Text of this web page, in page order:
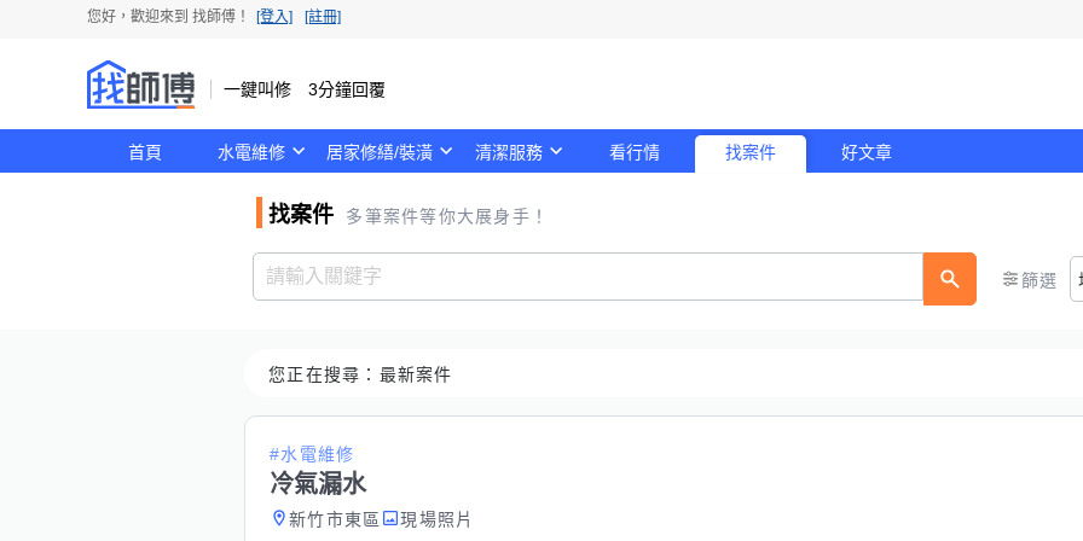
您好，歡迎來到 找師傅 ！ [登入] [註冊]
一鍵叫修 3分鐘回覆
首頁 水電維修 居家修繕/裝潢 清潔服務 看行情 找案件 好文章
找案件 多筆案件等你大展身手！
篩選
您正在搜尋： 最新案件
#水電維修
冷氣漏水
新竹市東區 現場照片